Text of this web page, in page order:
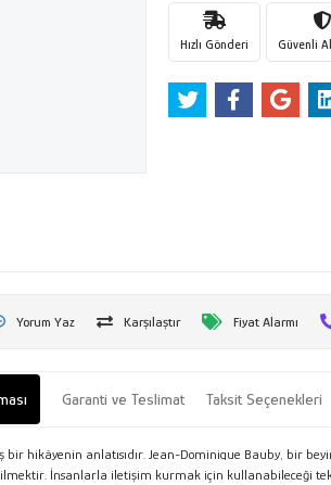
Hızlı Gönderi Güvenli
Yorum Yaz Karşılaştır Fiyat Alarmı
Garanti ve Teslimat Taksit Seçenekleri
bir hikâyenin anlatısıdır. Jean-Dominique Bauby, bir
İnsanlarla iletişim kurmak için kullanabileceği